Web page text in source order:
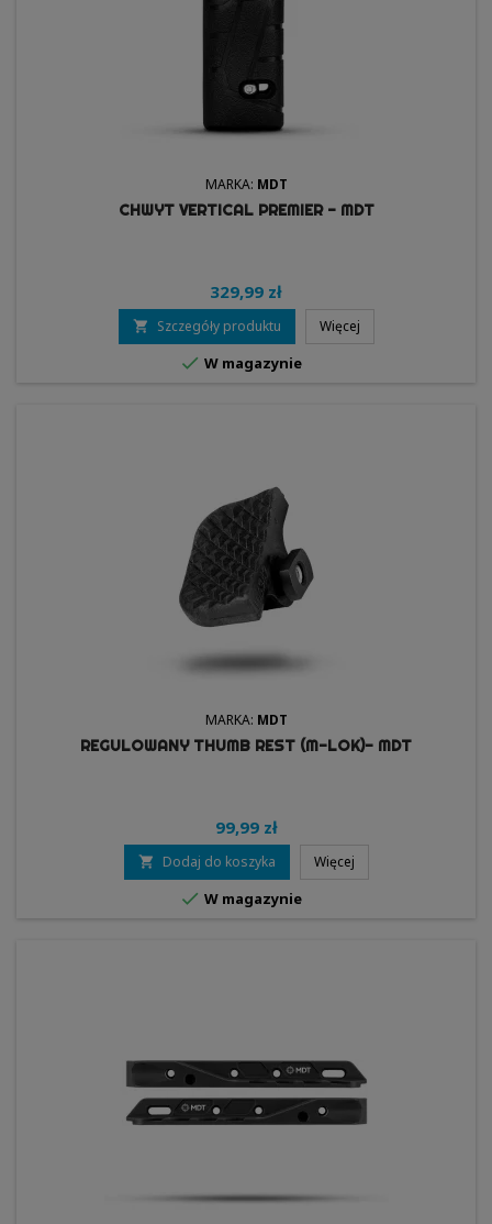
MARKA: MDT
CHWYT VERTICAL PREMIER - MDT
329,99 zł
 Szczegóły produktu Więcej
 W magazynie
MARKA: MDT
REGULOWANY THUMB REST (M-LOK)- MDT
99,99 zł
 Dodaj do koszyka Więcej
 W magazynie